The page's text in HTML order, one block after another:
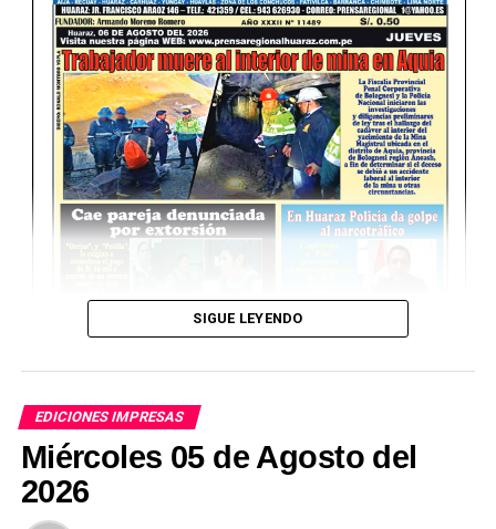
Miércoles 06 de Mayo del 2026
SIGUE LEYENDO
EDICIONES IMPRESAS
Miércoles 05 de Agosto del
2026